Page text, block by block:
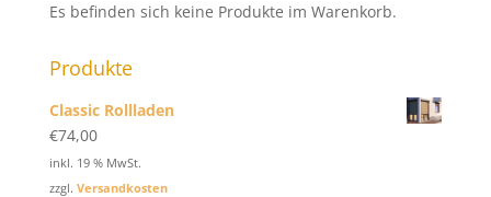
Es befinden sich keine Produkte im Warenkorb.
Produkte
Classic Rollladen
€74,00
inkl. 19 % MwSt.
zzgl. Versandkosten